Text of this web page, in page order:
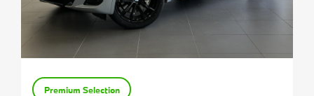
Premium Selection